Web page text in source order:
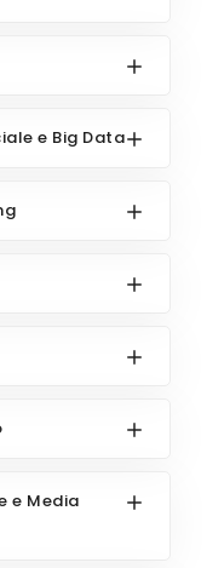
e Big Data
e Media